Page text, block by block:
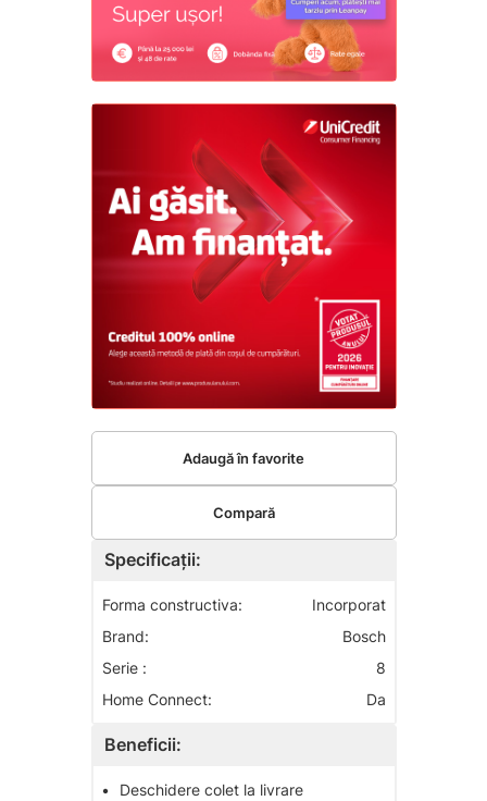
Specificații:
Forma constructiva:
Incorporat
Brand:
Bosch
Serie :
8
Home Connect:
Da
Beneficii:
•
Deschidere colet la livrare
Adaugă în favorite
Compară